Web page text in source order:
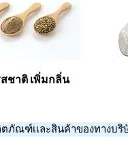
ชาติ เพิ่มกลิ่น
ภัณฑ์เเละสินค้าของทางบริ